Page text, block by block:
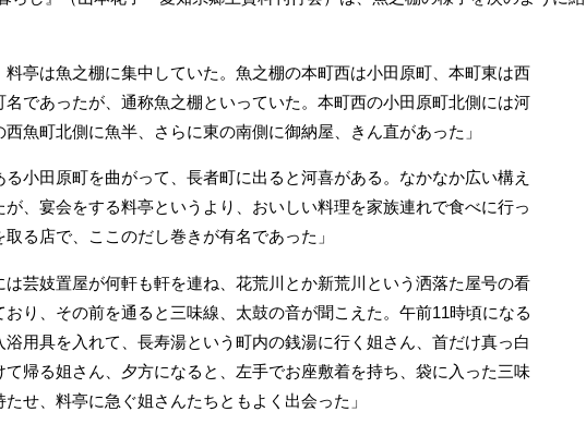
亭は魚之棚に集中していた。魚之棚の本町西は小田原町、本町東は西
名であったが、通称魚之棚といっていた。本町西の小田原町北側には河
魚町北側に魚半、さらに東の南側に御納屋、きん直があった」
小田原町を曲がって、長者町に出ると河喜がある。なかなか広い構え
が、宴会をする料亭というより、おいしい料理を家族連れで食べに行っ
取る店で、ここのだし巻きが有名であった」
芸妓置屋が何軒も軒を連ね、花荒川とか新荒川という洒落た屋号の看
おり、その前を通ると三味線、太鼓の音が聞こえた。午前11時頃になる
浴用具を入れて、長寿湯という町内の銭湯に行く姐さん、首だけ真っ白
て帰る姐さん、夕方になると、左手でお座敷着を持ち、袋に入った三味
せ、料亭に急ぐ姐さんたちともよく出会った」